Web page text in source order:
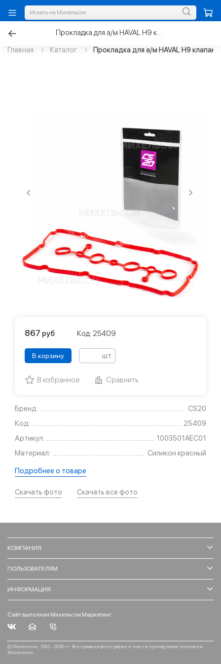
Главная Каталог Прокладка для а/м HAVAL H9
Прокладка для а/м HAVAL H9 клапанной крышки, силикон
Бренд:
CS20
Код:
25409
Артикул:
1003501AEС01
Материал:
Силикон красный
Подробнее о товаре
Скачать фото Скачать все фото
867 руб Код: 25409
В корзину шт
В избранное Сравнить
КОМПАНИЯ
ПОЛЬЗОВАТЕЛЯМ
ИНФОРМАЦИЯ
Сайт выполнен Михельсон Маркетинг
© Михельсон, 1993 - 2026 гг. Все права на фотографии и тексты принадлежат компании
Михельсон.